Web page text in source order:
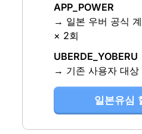
APP_POWER
→ 일본 우버 공식
× 2회
UBERDE_YOBERU
→ 기존 사용자 대
일본유심